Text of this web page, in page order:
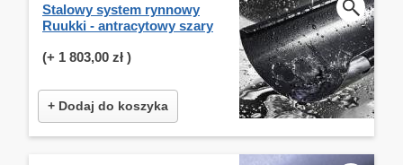
Stalowy system rynnowy
Ruukki - antracytowy szary
(+ 1 803,00 zł )
+ Dodaj do koszyka